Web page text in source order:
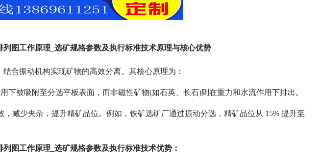
图工作原理_选矿规格参数及执行标准技术原理与核心优势
合振动机构实现矿物的高效分离。其核心原理为：
下被吸附至分选平板表面，而非磁性矿物(如石英、长石)则在重力和水流作用下排出。
减少夹杂，提升精矿品位。例如，铁矿选矿厂通过振动分选，精矿品位从 15% 提升至
图工作原理_选矿规格参数及执行标准技术优势：